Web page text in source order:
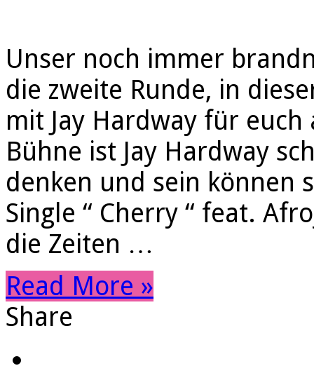
Unser noch immer
die zweite Runde, in
mit Jay Hardway für
Bühne ist Jay Hardway
denken und sein können
Single “ Cherry “ feat.
die Zeiten …
Read More »
Share